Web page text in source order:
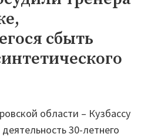
сбыть
области – Кузбассу
30-летнего